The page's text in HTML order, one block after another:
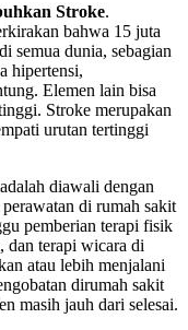
Stroke.
bahwa 15 juta
semua dunia, sebagian
hipertensi,
Elemen lain bisa
Stroke merupakan
urutan tertinggi
diawali dengan
di rumah sakit
pemberian terapi fisik
dan terapi wicara di
atau lebih menjalani
dirumah sakit
masih jauh dari selesai.